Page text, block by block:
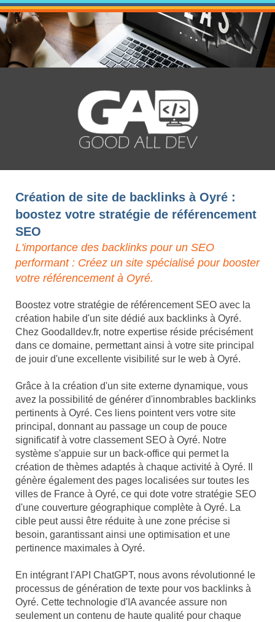
Création de site de backlinks à Oyré :
boostez votre stratégie de référencement
SEO
L'importance des backlinks pour un SEO
performant : Créez un site spécialisé pour booster
votre référencement à Oyré.
Boostez votre stratégie de référencement SEO avec la
création habile d'un site dédié aux backlinks à Oyré.
Chez Goodalldev.fr, notre expertise réside précisément
dans ce domaine, permettant ainsi à votre site principal
de jouir d'une excellente visibilité sur le web à Oyré.
Grâce à la création d'un site externe dynamique, vous
avez la possibilité de générer d'innombrables backlinks
pertinents à Oyré. Ces liens pointent vers votre site
principal, donnant au passage un coup de pouce
significatif à votre classement SEO à Oyré. Notre
système s'appuie sur un back-office qui permet la
création de thèmes adaptés à chaque activité à Oyré. Il
génère également des pages localisées sur toutes les
villes de France à Oyré, ce qui dote votre stratégie SEO
d'une couverture géographique complète à Oyré. La
cible peut aussi être réduite à une zone précise si
besoin, garantissant ainsi une optimisation et une
pertinence maximales à Oyré.
En intégrant l'API ChatGPT, nous avons révolutionné le
processus de génération de texte pour vos backlinks à
Oyré. Cette technologie d'IA avancée assure non
seulement un contenu de haute qualité pour chaque